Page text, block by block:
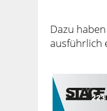
Dazu
ausführlich